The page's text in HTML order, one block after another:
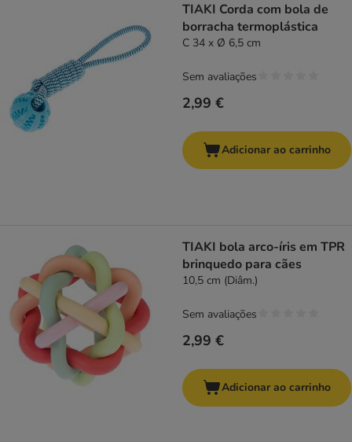
TIAKI Corda com bola de
borracha termoplástica
C 34 x Ø 6,5 cm
2,99 €
Sem avaliações
Adicionar ao carrinho
TIAKI bola arco-íris em TPR
brinquedo para cães
10,5 cm (Diâm.)
2,99 €
Sem avaliações
Adicionar ao carrinho